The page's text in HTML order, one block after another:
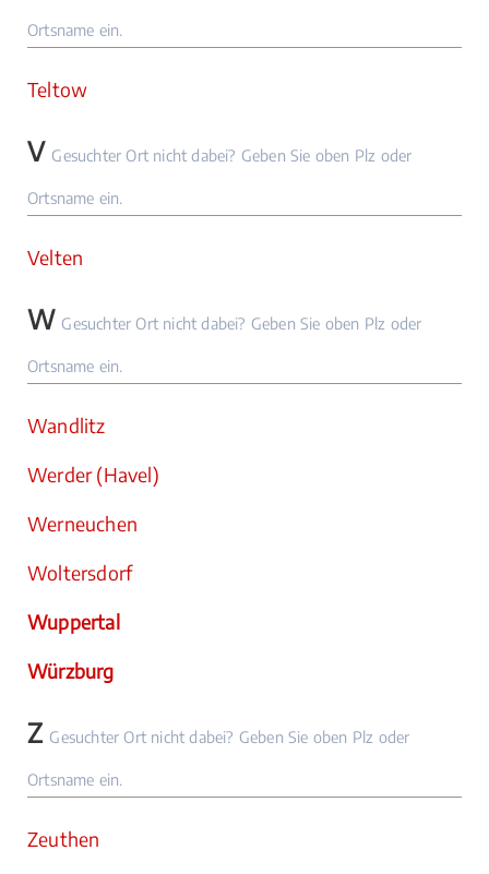
Ortsname ein.
Teltow
V Gesuchter Ort nicht dabei? Geben Sie oben Plz oder
Ortsname ein.
Velten
W Gesuchter Ort nicht dabei? Geben Sie oben Plz oder
Ortsname ein.
Wandlitz
Werder (Havel)
Werneuchen
Woltersdorf
Wuppertal
Würzburg
Z Gesuchter Ort nicht dabei? Geben Sie oben Plz oder
Ortsname ein.
Zeuthen